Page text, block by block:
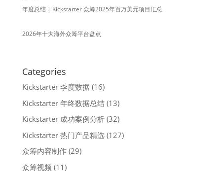
年度总结 | Kickstarter 众筹2025年百万美元项目汇总
2026年十大海外众筹平台盘点
Categories
Kickstarter 季度数据(16)
Kickstarter 年终数据总结(13)
Kickstarter 成功案例分析(32)
Kickstarter 热门产品精选(127)
众筹内容制作(29)
众筹视频 (11)